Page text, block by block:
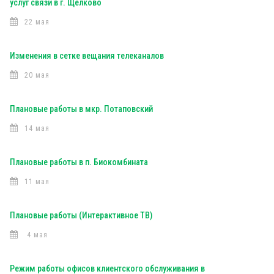
услуг связи в г. Щелково
22 мая
Изменения в сетке вещания телеканалов
20 мая
Плановые работы в мкр. Потаповский
14 мая
Плановые работы в п. Биокомбината
11 мая
Плановые работы (Интерактивное ТВ)
4 мая
Режим работы офисов клиентского обслуживания в